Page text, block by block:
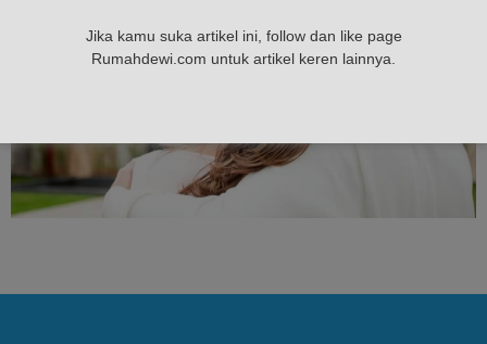
Jika kamu suka artikel ini, follow dan like page
Rumahdewi.com untuk artikel keren lainnya.